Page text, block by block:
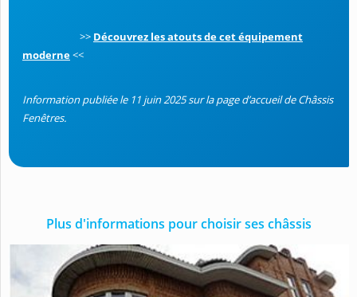
>> Découvrez les atouts de cet équipement
moderne<<
Information publiée le 11 juin 2025 sur la page d’accueil de Châssis
Fenêtres.
Plus d'informations pour choisir ses châssis